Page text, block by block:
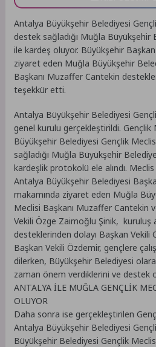
Antalya Büyükşehir Belediyesi
destek sağladığı Muğla Büyükşehir
ile kardeş oluyor. Büyükşehir
ziyaret eden Muğla Büyükşehir
Başkanı Muzaffer Cantekin
teşekkür etti.
Antalya Büyükşehir Belediyesi
genel kurulu gerçekleştirildi. Gençlik
Büyükşehir Belediyesi Gençlik
sağladığı Muğla Büyükşehir
kardeşlik protokolü ele alındı.
Antalya Büyükşehir Belediyesi
makamında ziyaret eden Muğla
Meclisi Başkanı Muzaffer Cantekin
Vekili Özge Zaimoğlu Şinik, kuruluş
desteklerinden dolayı Başkan Vekili
Başkan Vekili Özdemir, gençlere
dilerken, Büyükşehir Belediyesi
zaman önem verdiklerini ve destek
ANTALYA İLE MUĞLA GENÇLİK
OLUYOR
Daha sonra ise gerçekleştirilen
Antalya Büyükşehir Belediyesi
Büyükşehir Belediyesi Gençlik